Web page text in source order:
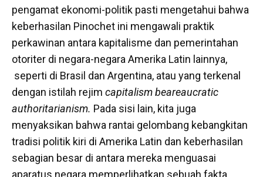
pengamat ekonomi-politik pasti mengetahui bahwa
keberhasilan Pinochet ini mengawali praktik
perkawinan antara kapitalisme dan pemerintahan
otoriter di negara-negara Amerika Latin lainnya,
seperti di Brasil dan Argentina, atau yang terkenal
dengan istilah rejim capitalism beareaucratic
authoritarianism. Pada sisi lain, kita juga
menyaksikan bahwa rantai gelombang kebangkitan
tradisi politik kiri di Amerika Latin dan keberhasilan
sebagian besar di antara mereka menguasai
aparatus negara memperlihatkan sebuah fakta